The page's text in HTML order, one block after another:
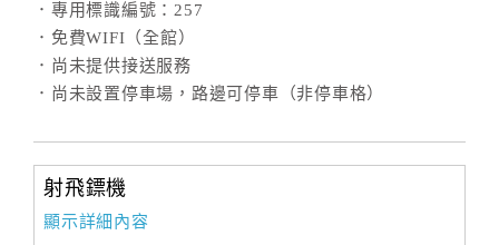
．專用標識編號：257
．免費WIFI（全館）
．尚未提供接送服務
．尚未設置停車場，路邊可停車（非停車格）
射飛鏢機
顯示詳細內容